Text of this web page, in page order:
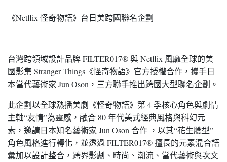
《Netflix 怪奇物語》台日美跨國聯名企劃
台灣跨領域設計品牌 FILTER017® 與 Netflix 風靡全球的美
國影集 Stranger Things《怪奇物語》官方授權合作，攜手日
本當代藝術家 Jun Oson，三方聯手推出跨國大型聯名企劃。
此企劃以全球熱播美劇《怪奇物語》第 4 季核心角色與劇情
主軸“友情”為靈感，融合 80 年代美式經典風格與科幻元
素，邀請日本知名藝術家 Jun Oson 合作 ，以其“花生臉型”
角色風格進行轉化，並透過 FILTER017® 擅長的元素混合語
彙加以設計整合，跨界影劇、時尚、潮流、當代藝術與次文